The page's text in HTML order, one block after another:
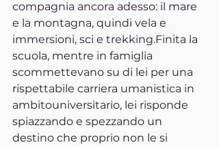
compagnia ancora adesso: il mare
e la montagna, quindi vela e
immersioni, sci e trekking.Finita la
scuola, mentre in famiglia
scommettevano su di lei per una
rispettabile carriera umanistica in
ambitouniversitario, lei risponde
spiazzando e spezzando un
destino che proprio non le si